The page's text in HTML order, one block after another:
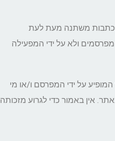
הכתבות משתנה מעת לעת
ולא על ידי המפעילה
על ידי המפרסם ו/או מי
אין באמור כדי לגרוע מזכותה